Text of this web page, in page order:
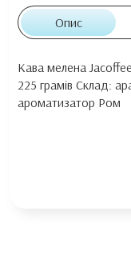
Опис
Кава мелена
225 грамів Склад:
ароматизатор Ром